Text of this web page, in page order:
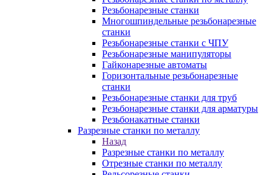
Резьбонарезные станки
Многошпиндельные резьбонарезные
станки
Резьбонарезные станки с ЧПУ
Резьбонарезные манипуляторы
Гайконарезные автоматы
Горизонтальные резьбонарезные
станки
Резьбонарезные станки для труб
Резьбонарезные станки для арматуры
Резьбонакатные станки
Разрезные станки по металлу
Назад
Разрезные станки по металлу
Отрезные станки по металлу